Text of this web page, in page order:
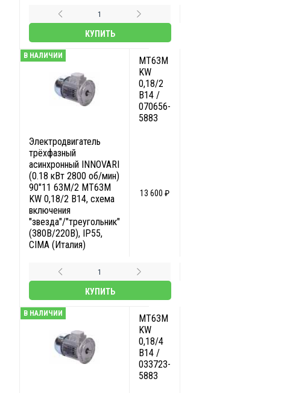
КУПИТЬ
В НАЛИЧИИ
MT63M
KW
0,18/2
B14 /
070656-
5883
Электродвигатель
трёхфазный
асинхронный INNOVARI
(0.18 кВт 2800 об/мин)
90"11 63M/2 MT63M
KW 0,18/2 B14, схема
включения
"звезда"/"треугольник"
(380В/220В), IP55,
CIMA (Италия)
13 600 ₽
КУПИТЬ
В НАЛИЧИИ
MT63M
KW
0,18/4
B14 /
033723-
5883